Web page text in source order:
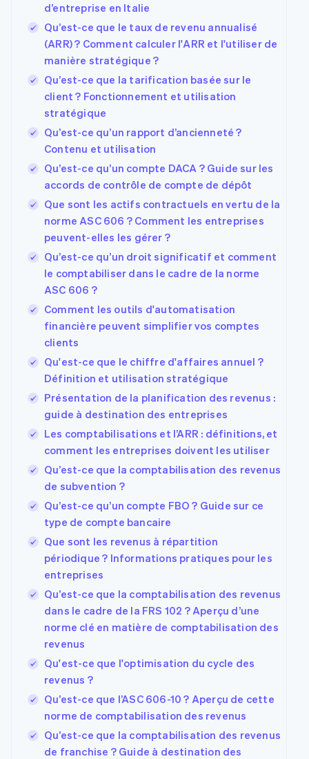
d’entreprise en Italie
Qu’est-ce que le taux de revenu annualisé
(ARR) ? Comment calculer l'ARR et l'utiliser de
manière stratégique ?
Qu’est-ce que la tarification basée sur le
client ? Fonctionnement et utilisation
stratégique
Qu’est-ce qu’un rapport d’ancienneté ?
Contenu et utilisation
Qu’est-ce qu’un compte DACA ? Guide sur les
accords de contrôle de compte de dépôt
Que sont les actifs contractuels en vertu de la
norme ASC 606 ? Comment les entreprises
peuvent-elles les gérer ?
Qu’est-ce qu’un droit significatif et comment
le comptabiliser dans le cadre de la norme
ASC 606 ?
Comment les outils d'automatisation
financière peuvent simplifier vos comptes
clients
Qu'est-ce que le chiffre d'affaires annuel ?
Définition et utilisation stratégique
Présentation de la planification des revenus :
guide à destination des entreprises
Les comptabilisations et l’ARR : définitions, et
comment les entreprises doivent les utiliser
Qu’est-ce que la comptabilisation des revenus
de subvention ?
Qu’est-ce qu’un compte FBO ? Guide sur ce
type de compte bancaire
Que sont les revenus à répartition
périodique ? Informations pratiques pour les
entreprises
Qu’est-ce que la comptabilisation des revenus
dans le cadre de la FRS 102 ? Aperçu d’une
norme clé en matière de comptabilisation des
revenus
Qu'est-ce que l'optimisation du cycle des
revenus ?
Qu’est-ce que l’ASC 606-10 ? Aperçu de cette
norme de comptabilisation des revenus
Qu’est-ce que la comptabilisation des revenus
de franchise ? Guide à destination des